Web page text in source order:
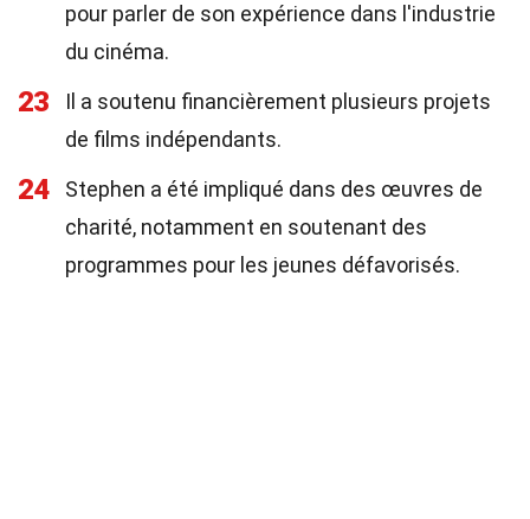
pour parler de son expérience dans l'industrie
du cinéma.
23
Il a soutenu financièrement plusieurs projets
de films indépendants.
24
Stephen a été impliqué dans des œuvres de
charité, notamment en soutenant des
programmes pour les jeunes défavorisés.